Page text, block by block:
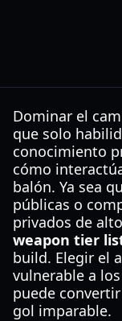
Dominar el
que solo
conocimiento
cómo
balón. Ya sea
públicas o
privados de
weapon tier
build. Elegir el
vulnerable a
puede
gol imparable.